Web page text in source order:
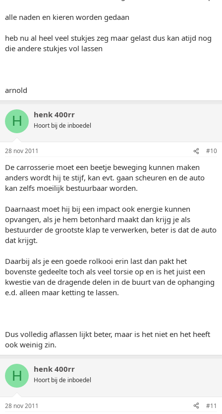
alle naden en kieren worden gedaan
heb nu al heel veel stukjes zeg maar gelast dus kan atijd nog
die andere stukjes vol lassen
arnold
H henk 400rr
Hoort bij de inboedel
28 nov 2011 #10
De carrosserie moet een beetje beweging kunnen maken
anders wordt hij te stijf, kan evt. gaan scheuren en de auto
kan zelfs moeilijk bestuurbaar worden.
Daarnaast moet hij bij een impact ook energie kunnen
opvangen, als je hem betonhard maakt dan krijg je als
bestuurder de grootste klap te verwerken, beter is dat de auto
dat krijgt.
Daarbij als je een goede rolkooi erin last dan pakt het
bovenste gedeelte toch als veel torsie op en is het juist een
kwestie van de dragende delen in de buurt van de ophanging
e.d. alleen maar ketting te lassen.
Dus volledig aflassen lijkt beter, maar is het niet en het heeft
ook weinig zin.
H henk 400rr
Hoort bij de inboedel
28 nov 2011 #11